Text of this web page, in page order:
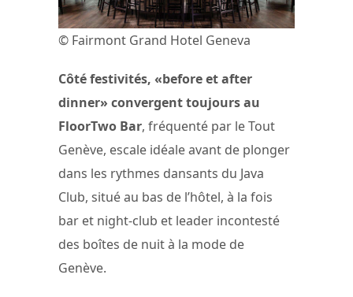
© Fairmont Grand Hotel Geneva
Côté festivités, «before et after
dinner» convergent toujours au
FloorTwo Bar, fréquenté par le Tout
Genève, escale idéale avant de plonger
dans les rythmes dansants du Java
Club, situé au bas de l’hôtel, à la fois
bar et night-club et leader incontesté
des boîtes de nuit à la mode de
Genève.